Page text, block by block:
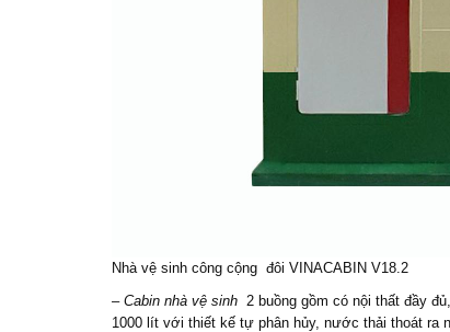
Nhà vệ sinh công cộng đôi VINACABIN V18.2
–Cabin nhà vệ sinh 2 buồng gồm có nội thất đầy
1000 lít với thiết kế tự phân hủy, nước thải thoát ra